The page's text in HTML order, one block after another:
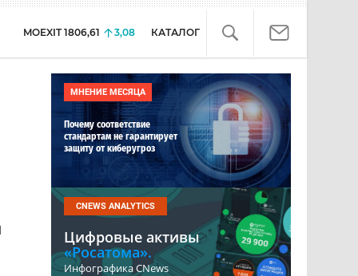
MOEXIT 1806,61 3,08 КАТАЛОГ
МНЕНИЕ МЕСЯЦА
Почему соответствие
стандартам не гарантирует
защиту от киберугроз
CNEWS ANALYTICS
Цифровые активы
«Росатома».
Инфографика CNews